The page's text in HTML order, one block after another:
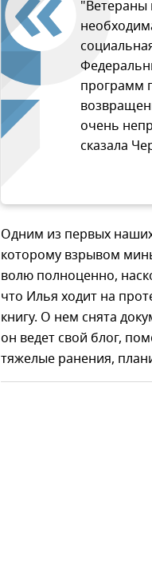
"Ветераны
программ
очень
сказала
Одним из первых
которому взрывом
волю полноценно,
что Илья ходит на
книгу. О нем снята
он ведет свой блог,
тяжелые ранения,